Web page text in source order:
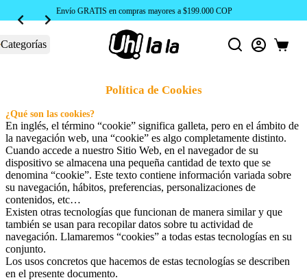
Envío GRATIS en compras mayores a $199.000 COP
Categorías
Carro
Política de Cookies
¿Qué son las cookies?
En inglés, el término “cookie” significa galleta, pero en el ámbito de
la navegación web, una “cookie” es algo completamente distinto.
Cuando accede a nuestro Sitio Web, en el navegador de su
dispositivo se almacena una pequeña cantidad de texto que se
denomina “cookie”. Este texto contiene información variada sobre
su navegación, hábitos, preferencias, personalizaciones de
contenidos, etc…
Existen otras tecnologías que funcionan de manera similar y que
también se usan para recopilar datos sobre tu actividad de
navegación. Llamaremos “cookies” a todas estas tecnologías en su
conjunto.
Los usos concretos que hacemos de estas tecnologías se describen
en el presente documento.